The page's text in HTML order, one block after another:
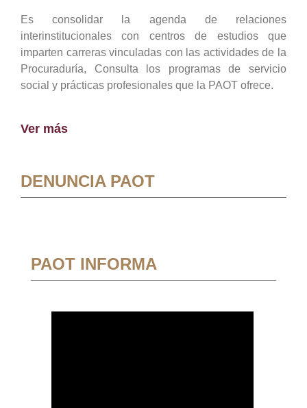
Es consolidar la agenda de relaciones
interinstitucionales con centros de estudios que
imparten carreras vinculadas con las actividades de la
Procuraduría, Consulta los programas de servicio
social y prácticas profesionales que la PAOT ofrece.
Ver más
DENUNCIA PAOT
PAOT INFORMA